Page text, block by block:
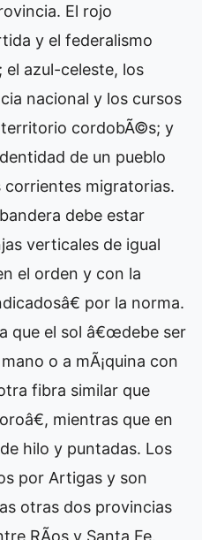
El rojo
y el federalismo
el azul-celeste, los
nacional y los cursos
cordobÃ©s; y
de un pueblo
migratorias.
debe estar
verticales de igual
el orden y con la
por la norma.
que el sol â€œdebe ser
o a mÃ¡quina con
fibra similar que
mientras que en
hilo y puntadas. Los
por Artigas y son
otras dos provincias
RÃ­os y Santa Fe.